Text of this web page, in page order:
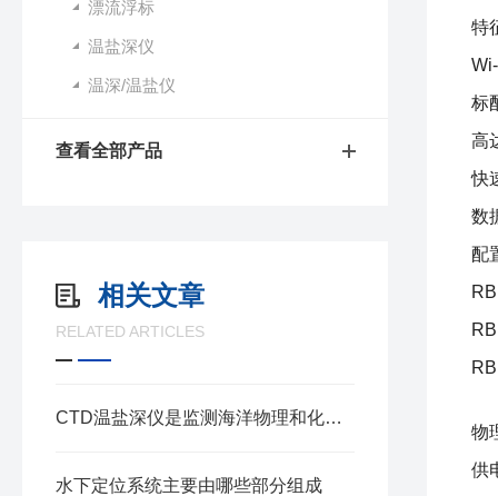
漂流浮标
温盐深仪
温深/温盐仪
查看全部产品
相关文章
RELATED ARTICLES
CTD温盐深仪是监测海洋物理和化学参数的主要工具
水下定位系统主要由哪些部分组成
特
标
高
快
数
配
物
供